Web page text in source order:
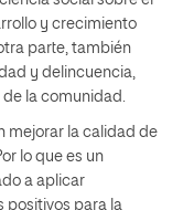
y crecimiento
parte, también
y delincuencia,
la comunidad.
mejorar la calidad de
lo que es un
a aplicar
positivos para la